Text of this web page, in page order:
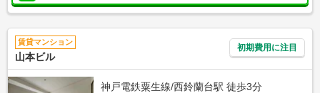
賃貸マンション
山本ビル
初期費用に注目
神戸電鉄粟生線/西鈴蘭台駅 徒歩3分